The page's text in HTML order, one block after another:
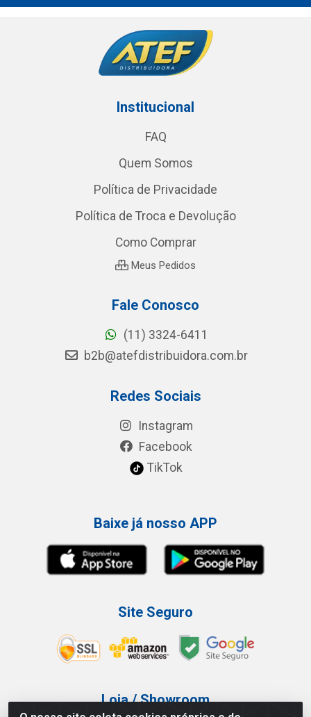
Institucional
FAQ
Quem Somos
Política de Privacidade
Política de Troca e Devolução
Como Comprar
Meus Pedidos
Fale Conosco
(11) 3324-6411
b2b@atefdistribuidora.com.br
Redes Sociais
Instagram
Facebook
TikTok
Baixe já nosso APP
Site Seguro
Loja / Showroom